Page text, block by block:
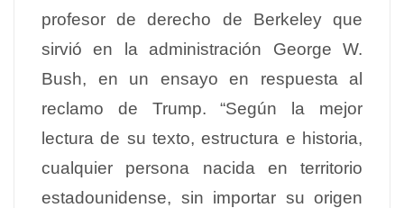
profesor de derecho de Berkeley que
sirvió en la administración George W.
Bush, en un ensayo en respuesta al
reclamo de Trump. “Según la mejor
lectura de su texto, estructura e historia,
cualquier persona nacida en territorio
estadounidense, sin importar su origen